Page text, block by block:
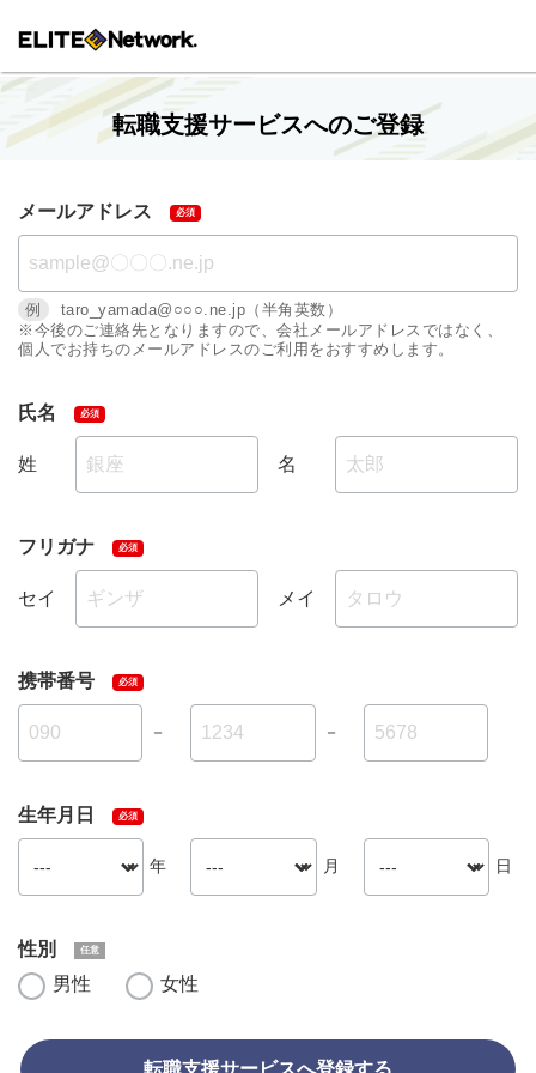
転職支援サービスへのご登録
メールアドレス
例
taro_yamada@○○○.ne.jp（半角英数）
※今後のご連絡先となりますので、会社メールアドレスではなく、
個人でお持ちのメールアドレスのご利用をおすすめします。
氏名
姓 名
フリガナ
セイ メイ
携帯番号
－ －
生年月日
年 月 日
性別
男性
女性
転職支援サービスへ登録する